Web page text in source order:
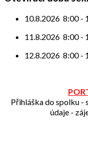
10.8.2026 8:00-
11.8.2026 8:00-
12.8.2026 8:00-
Přihláška do spolku -
údaje -